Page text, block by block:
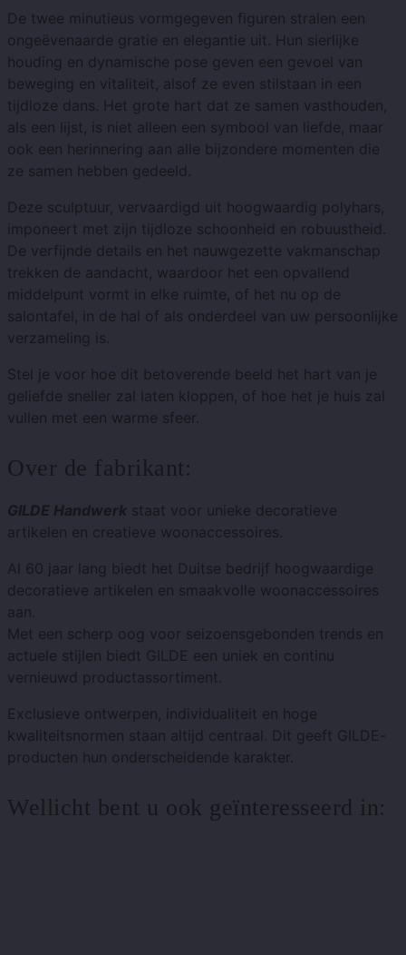
De twee minutieus vormgegeven figuren stralen een
ongeëvenaarde gratie en elegantie uit. Hun sierlijke
houding en dynamische pose geven een gevoel van
beweging en vitaliteit, alsof ze even stilstaan ​​in een
tijdloze dans. Het grote hart dat ze samen vasthouden,
als een lijst, is niet alleen een symbool van liefde, maar
ook een herinnering aan alle bijzondere momenten die
ze samen hebben gedeeld.
Deze sculptuur, vervaardigd uit hoogwaardig polyhars,
imponeert met zijn tijdloze schoonheid en robuustheid.
De verfijnde details en het nauwgezette vakmanschap
trekken de aandacht, waardoor het een opvallend
middelpunt vormt in elke ruimte, of het nu op de
salontafel, in de hal of als onderdeel van uw persoonlijke
verzameling is.
Stel je voor hoe dit betoverende beeld het hart van je
geliefde sneller zal laten kloppen, of hoe het je huis zal
vullen met een warme sfeer.
Over de fabrikant:
GILDE Handwerk staat voor unieke decoratieve
artikelen en creatieve woonaccessoires.
Al 60 jaar lang biedt het Duitse bedrijf hoogwaardige
decoratieve artikelen en smaakvolle woonaccessoires
aan.
Met een scherp oog voor seizoensgebonden trends en
actuele stijlen biedt GILDE een uniek en continu
vernieuwd productassortiment.
Exclusieve ontwerpen, individualiteit en hoge
kwaliteitsnormen staan ​​altijd centraal. Dit geeft GILDE-
producten hun onderscheidende karakter.
Wellicht bent u ook geïnteresseerd in: